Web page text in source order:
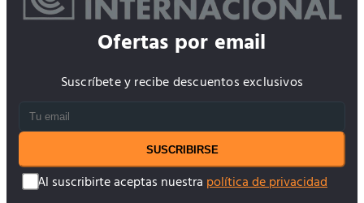
Ofertas por email
Suscríbete y recibe descuentos exclusivos
SUSCRIBIRSE
Al suscribirte aceptas nuestra política de privacidad